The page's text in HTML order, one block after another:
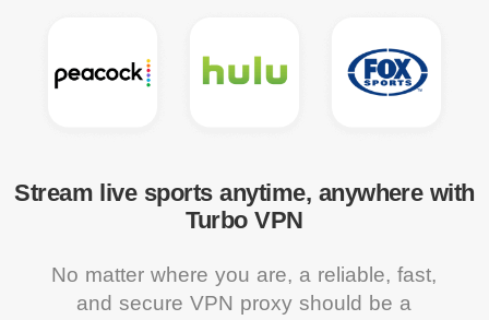
Stream live sports anytime, anywhere with
Turbo VPN
No matter where you are, a reliable, fast,
and secure VPN proxy should be a